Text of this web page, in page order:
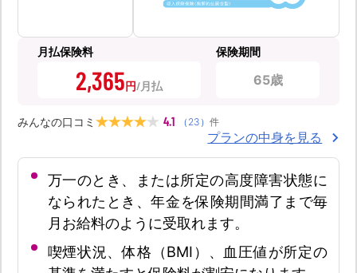
月払保険料
2,365円
保険期間
65歳
みんなの口コミ 4.1 （ 23 ） 件
プランの中身を見る
万一のとき、または所定の高度障害状態に
なられたとき、年金を保険期間満了まで毎
月お給料のように受取れます。
喫煙状況、体格（BMI）、血圧値が所定の